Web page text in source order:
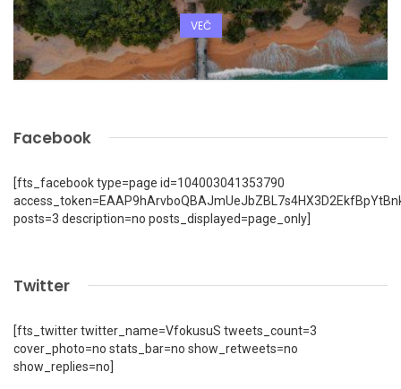
VEČ
Facebook
[fts_facebook type=page id=104003041353790
posts=3 description=no posts_displayed=page_only]
Twitter
[fts_twitter twitter_name=VfokusuS tweets_count=3
cover_photo=no stats_bar=no show_retweets=no
show_replies=no]